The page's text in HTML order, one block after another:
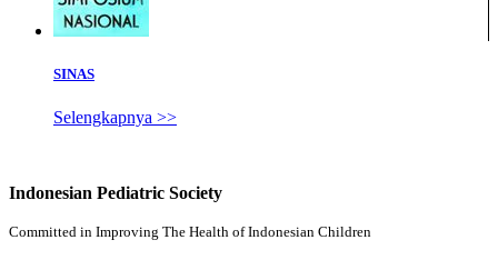
SINAS
Selengkapnya >>
Indonesian Pediatric Society
Committed in Improving The Health of Indonesian Children